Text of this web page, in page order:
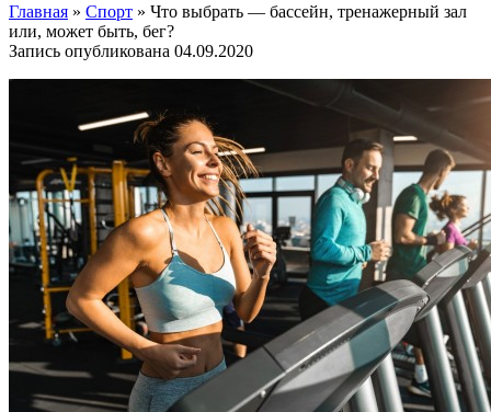
Главная » Спорт » Что выбрать — бассейн, тренажерный зал
или, может быть, бег?
Запись опубликована 04.09.2020